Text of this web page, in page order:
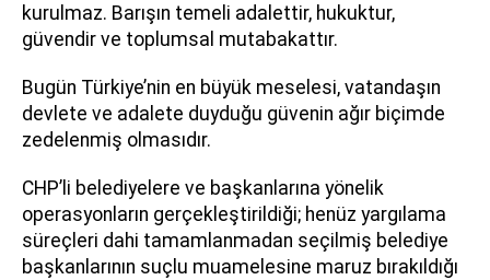
kurulmaz. Barışın temeli adalettir, hukuktur,
güvendir ve toplumsal mutabakattır.
Bugün Türkiye’nin en büyük meselesi, vatandaşın
devlete ve adalete duyduğu güvenin ağır biçimde
zedelenmiş olmasıdır.
CHP’li belediyelere ve başkanlarına yönelik
operasyonların gerçekleştirildiği; henüz yargılama
süreçleri dahi tamamlanmadan seçilmiş belediye
başkanlarının suçlu muamelesine maruz bırakıldığı